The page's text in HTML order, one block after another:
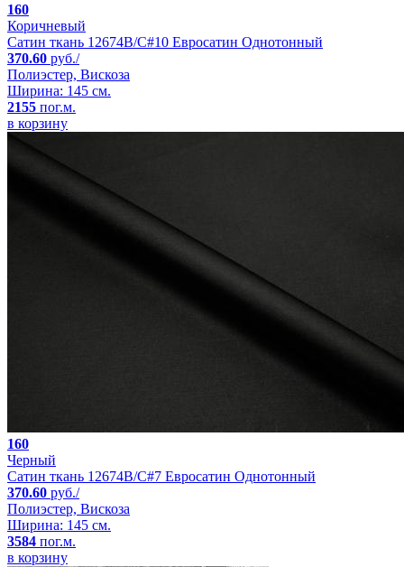
160
Коричневый
Сатин ткань 12674B/C#10 Евросатин Однотонный
370.60 руб./
Полиэстер, Вискоза
Ширина: 145 см.
2155 пог.м.
в корзину
160
Черный
Сатин ткань 12674B/C#7 Евросатин Однотонный
370.60 руб./
Полиэстер, Вискоза
Ширина: 145 см.
3584 пог.м.
в корзину